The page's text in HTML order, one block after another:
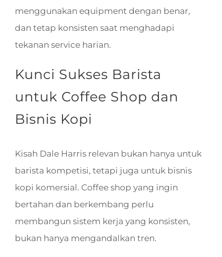
menggunakan equipment dengan benar,
dan tetap konsisten saat menghadapi
tekanan service harian.
Kunci Sukses Barista
untuk Coffee Shop dan
Bisnis Kopi
Kisah Dale Harris relevan bukan hanya untuk
barista kompetisi, tetapi juga untuk bisnis
kopi komersial. Coffee shop yang ingin
bertahan dan berkembang perlu
membangun sistem kerja yang konsisten,
bukan hanya mengandalkan tren.